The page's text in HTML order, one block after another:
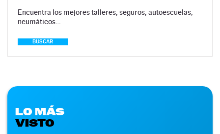
Encuentra los mejores talleres, seguros, autoescuelas,
neumáticos…
BUSCAR
LO MÁS
VISTO